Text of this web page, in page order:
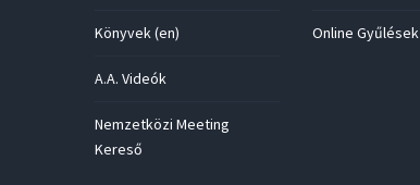
Könyvek (en)
A.A. Videók
Nemzetközi Meeting
Kereső
Online Gyűlések